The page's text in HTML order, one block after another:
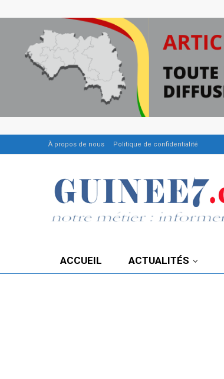
À propos de nous Politique de confidentialité
ACCUEIL ACTUALITÉS